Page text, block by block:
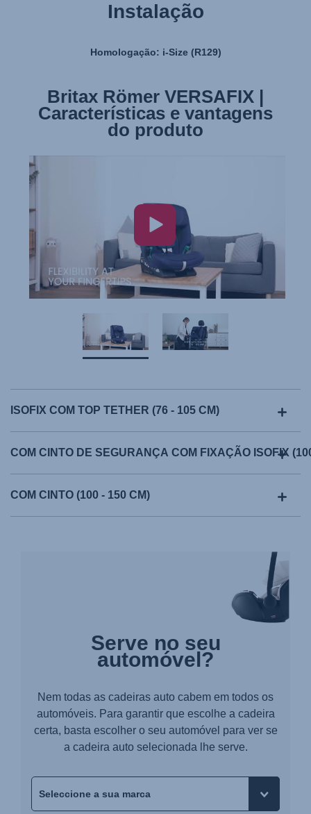
Instalação
Homologação: i-Size (R129)
Britax Römer VERSAFIX |
Características e vantagens
do produto
Britax Römer VERSAFIX |
Instalação
ISOFIX COM TOP TETHER (76 - 105 CM)
COM CINTO DE SEGURANÇA COM FIXAÇÃO ISOFIX
COM CINTO (100 - 150 CM)
Serve no seu
automóvel?
Nem todas as cadeiras auto cabem em todos os
automóveis. Para garantir que escolhe a cadeira
certa, basta escolher o seu automóvel para ver se
a cadeira auto selecionada lhe serve.